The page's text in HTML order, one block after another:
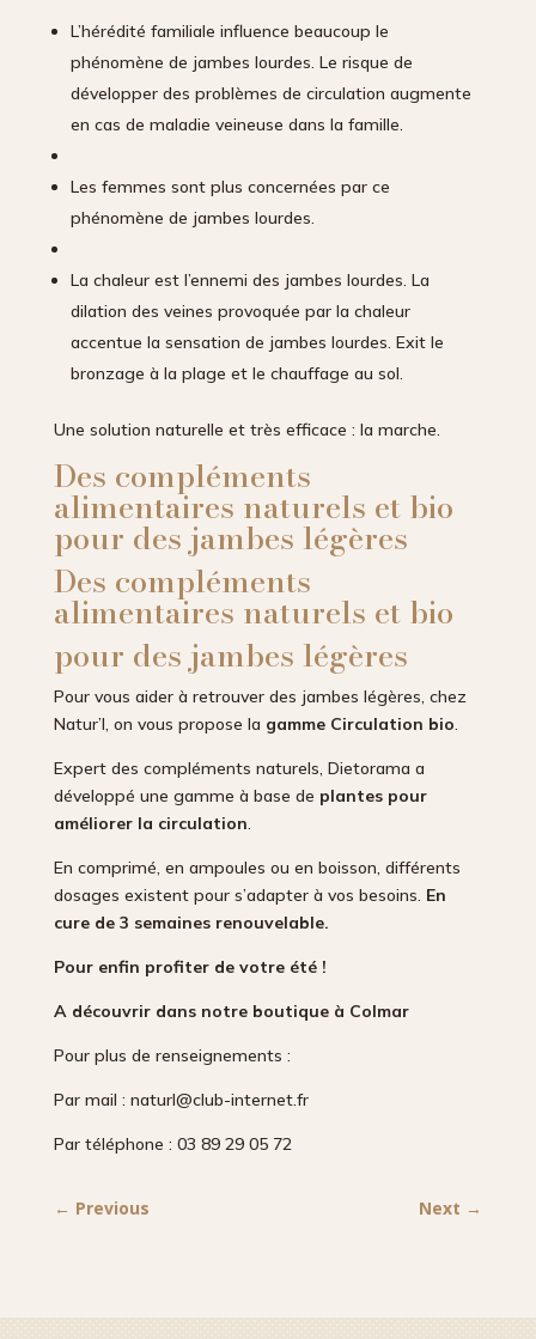
L’hérédité familiale influence beaucoup le
phénomène de jambes lourdes. Le risque de
développer des problèmes de circulation augmente
en cas de maladie veineuse dans la famille.
Les femmes sont plus concernées par ce
phénomène de jambes lourdes.
La chaleur est l’ennemi des jambes lourdes. La
dilation des veines provoquée par la chaleur
accentue la sensation de jambes lourdes. Exit le
bronzage à la plage et le chauffage au sol.
Une solution naturelle et très efficace : la marche.
Des compléments
alimentaires naturels et bio
pour des jambes légères
Des compléments
alimentaires naturels et bio
pour des jambes légères
Pour vous aider à retrouver des jambes légères, chez
Natur’l, on vous propose la gamme Circulation bio.
Expert des compléments naturels, Dietorama a
développé une gamme à base de plantes pour
améliorer la circulation.
En comprimé, en ampoules ou en boisson, différents
dosages existent pour s’adapter à vos besoins. En
cure de 3 semaines renouvelable.
Pour enfin profiter de votre été !
A découvrir dans notre boutique à Colmar
Pour plus de renseignements :
Par mail : naturl@club-internet.fr
Par téléphone : 03 89 29 05 72
← Previous Next →